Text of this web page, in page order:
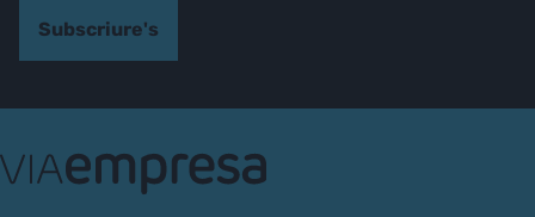
Subscriure's